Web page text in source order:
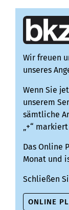
Wir freuen
unseres
Wenn Sie
unserem
sämtliche
„+“
Das Online
Monat und
Schließen
ONLINE